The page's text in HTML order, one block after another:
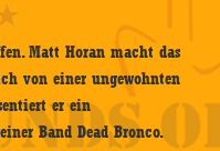
Matt Horan macht das
von einer ungewohnten
er ein
Band Dead Bronco.